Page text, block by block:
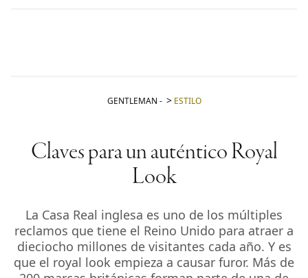
GENTLEMAN - ESTILO
Claves para un auténtico Royal
Look
La Casa Real inglesa es uno de los múltiples
reclamos que tiene el Reino Unido para atraer a
dieciocho millones de visitantes cada año. Y es
que el royal look empieza a causar furor. Más de